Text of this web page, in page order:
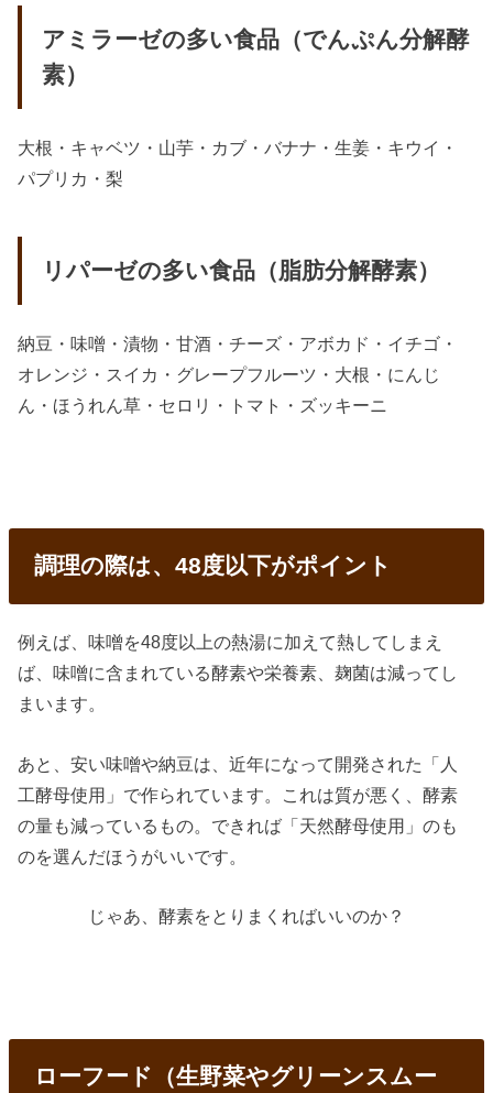
アミラーゼの多い食品（でんぷん分解酵
素）
大根・キャベツ・山芋・カブ・バナナ・生姜・キウイ・
パプリカ・梨
リパーゼの多い食品（脂肪分解酵素）
納豆・味噌・漬物・甘酒・チーズ・アボカド・イチゴ・
オレンジ・スイカ・グレープフルーツ・大根・にんじ
ん・ほうれん草・セロリ・トマト・ズッキーニ
調理の際は、48度以下がポイント
例えば、味噌を48度以上の熱湯に加えて熱してしまえ
ば、味噌に含まれている酵素や栄養素、麹菌は減ってし
まいます。
あと、安い味噌や納豆は、近年になって開発された「人
工酵母使用」で作られています。これは質が悪く、酵素
の量も減っているもの。できれば「天然酵母使用」のも
のを選んだほうがいいです。
じゃあ、酵素をとりまくればいいのか？
ローフード（生野菜やグリーンスムー